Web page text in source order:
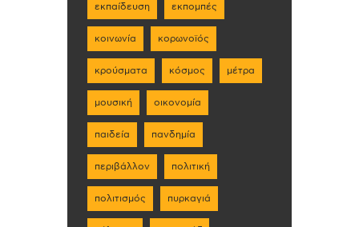
εκπαίδευση εκπομπές
κοινωνία κορωνοϊός
κρούσματα κόσμος μέτρα
μουσική οικονομία
παιδεία πανδημία
περιβάλλον πολιτική
πολιτισμός πυρκαγιά